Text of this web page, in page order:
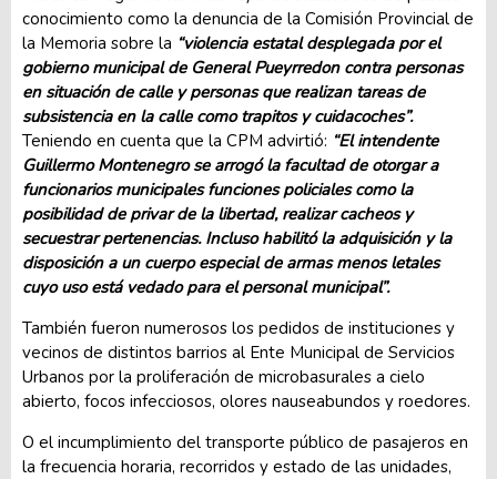
conocimiento como la denuncia de la Comisión Provincial de
la Memoria sobre la “violencia estatal desplegada por el
gobierno municipal de General Pueyrredon contra personas
en situación de calle y personas que realizan tareas de
subsistencia en la calle como trapitos y cuidacoches”.
Teniendo en cuenta que la CPM advirtió: “El intendente
Guillermo Montenegro se arrogó la facultad de otorgar a
funcionarios municipales funciones policiales como la
posibilidad de privar de la libertad, realizar cacheos y
secuestrar pertenencias. Incluso habilitó la adquisición y la
disposición a un cuerpo especial de armas menos letales
cuyo uso está vedado para el personal municipal”.
También fueron numerosos los pedidos de instituciones y
vecinos de distintos barrios al Ente Municipal de Servicios
Urbanos por la proliferación de microbasurales a cielo
abierto, focos infecciosos, olores nauseabundos y roedores.
O el incumplimiento del transporte público de pasajeros en
la frecuencia horaria, recorridos y estado de las unidades,